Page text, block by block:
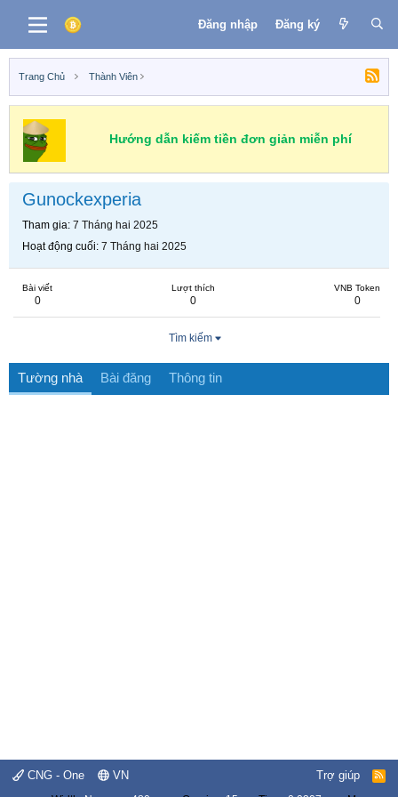
Đăng nhập Đăng ký
Trang Chủ Thành Viên
Hướng dẫn kiếm tiền đơn giản miễn phí
Gunockexperia
Tham gia 7 Tháng hai 2025
Hoạt động cuối 7 Tháng hai 2025
Bài viết
0
Lượt thích
0
VNB Token
0
Tìm kiếm
Tường nhà Bài đăng Thông tin
CNG - One VN Trợ giúp
R